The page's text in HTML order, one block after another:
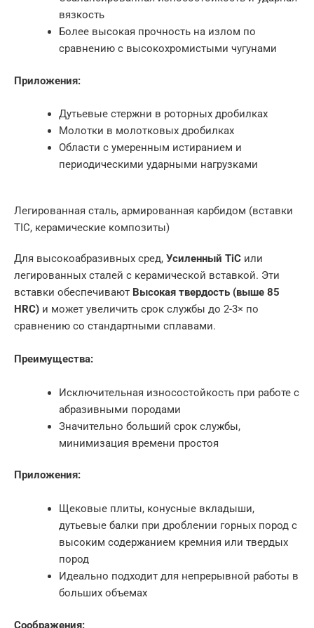
вязкость
Более высокая прочность на излом по
сравнению с высокохромистыми чугунами
Приложения:
Дутьевые стержни в роторных дробилках
Молотки в молотковых дробилках
Области с умеренным истиранием и
периодическими ударными нагрузками
Легированная сталь, армированная карбидом (вставки
TIC, керамические композиты)
Для высокоабразивных сред, Усиленный TiC или
легированных сталей с керамической вставкой. Эти
вставки обеспечивают Высокая твердость (выше 85
HRC) и может увеличить срок службы до 2-3× по
сравнению со стандартными сплавами.
Преимущества:
Исключительная износостойкость при работе с
абразивными породами
Значительно больший срок службы,
минимизация времени простоя
Приложения:
Щековые плиты, конусные вкладыши,
дутьевые балки при дроблении горных пород с
высоким содержанием кремния или твердых
пород
Идеально подходит для непрерывной работы в
больших объемах
Соображения: